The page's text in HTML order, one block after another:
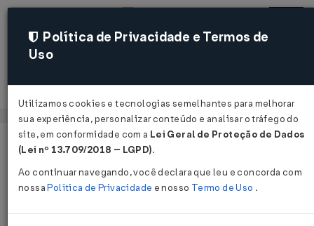
Acessar
Página Inicial Legislações
Convênio ICMS Nº 209 DE
Política de Privacidade e Termos de
Uso
Utilizamos cookies e tecnologias semelhantes para melhorar
sua experiência, personalizar conteúdo e analisar o tráfego do
site, em conformidade com a Lei Geral de Proteção de Dados
(Lei nº 13.709/2018 – LGPD).
Ao continuar navegando, você declara que leu e concorda com
nossaPolítica de Privacidade e nosso Termo de Uso .